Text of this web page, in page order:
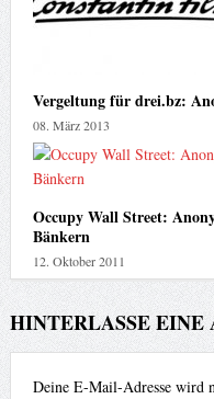
Vergeltung für drei.bz:
08. März 2013
Occupy Wall Street:
Bänkern
12. Oktober 2011
HINTERLASSE EINE
Deine E-Mail-Adresse wird